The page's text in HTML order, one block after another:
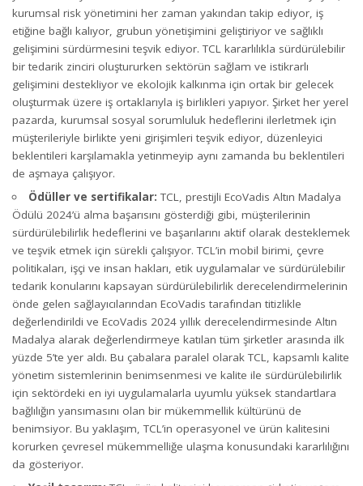
kurumsal risk yönetimini her zaman yakından takip ediyor, iş
etiğine bağlı kalıyor, grubun yönetişimini geliştiriyor ve sağlıklı
gelişimini sürdürmesini teşvik ediyor. TCL kararlılıkla sürdürülebilir
bir tedarik zinciri oluştururken sektörün sağlam ve istikrarlı
gelişimini destekliyor ve ekolojik kalkınma için ortak bir gelecek
oluşturmak üzere iş ortaklarıyla iş birlikleri yapıyor. Şirket her yerel
pazarda, kurumsal sosyal sorumluluk hedeflerini ilerletmek için
müşterileriyle birlikte yeni girişimleri teşvik ediyor, düzenleyici
beklentileri karşılamakla yetinmeyip aynı zamanda bu beklentileri
de aşmaya çalışıyor.
Ödüller ve sertifikalar: TCL, prestijli EcoVadis Altın Madalya
Ödülü 2024’ü alma başarısını gösterdiği gibi, müşterilerinin
sürdürülebilirlik hedeflerini ve başarılarını aktif olarak desteklemek
ve teşvik etmek için sürekli çalışıyor. TCL’in mobil birimi, çevre
politikaları, işçi ve insan hakları, etik uygulamalar ve sürdürülebilir
tedarik konularını kapsayan sürdürülebilirlik derecelendirmelerinin
önde gelen sağlayıcılarından EcoVadis tarafından titizlikle
değerlendirildi ve EcoVadis 2024 yıllık derecelendirmesinde Altın
Madalya alarak değerlendirmeye katılan tüm şirketler arasında ilk
yüzde 5’te yer aldı. Bu çabalara paralel olarak TCL, kapsamlı kalite
yönetim sistemlerinin benimsenmesi ve kalite ile sürdürülebilirlik
için sektördeki en iyi uygulamalarla uyumlu yüksek standartlara
bağlılığın yansımasını olan bir mükemmellik kültürünü de
benimsiyor. Bu yaklaşım, TCL’in operasyonel ve ürün kalitesini
korurken çevresel mükemmelliğe ulaşma konusundaki kararlılığını
da gösteriyor.